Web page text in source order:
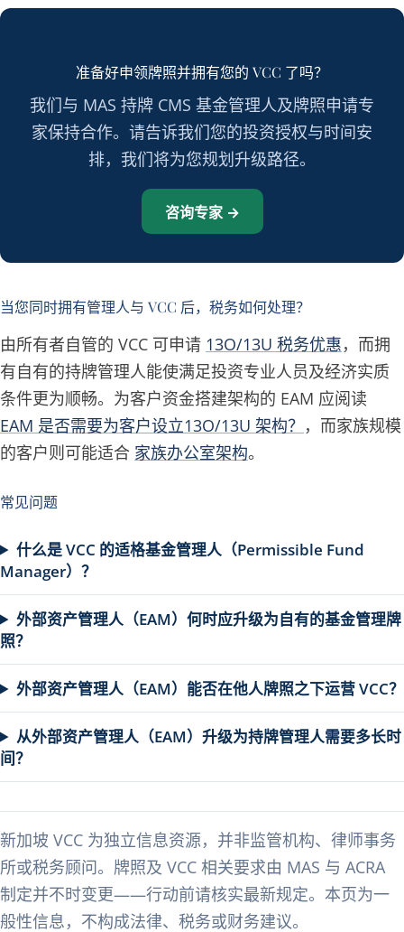
准备好申领牌照并拥有您的 VCC 了吗？
我们与 MAS 持牌 CMS 基金管理人及牌照申请专
家保持合作。请告诉我们您的投资授权与时间安
排，我们将为您规划升级路径。
咨询专家 →
当您同时拥有管理人与 VCC 后，税务如何处理？
由所有者自管的 VCC 可申请 13O/13U 税务优惠，而拥
有自有的持牌管理人能使满足投资专业人员及经济实质
条件更为顺畅。为客户资金搭建架构的 EAM 应阅读
EAM 是否需要为客户设立13O/13U 架构？ ，而家族规模
的客户则可能适合 家族办公室架构。
常见问题
什么是 VCC 的适格基金管理人（Permissible Fund
Manager）？
外部资产管理人（EAM）何时应升级为自有的基金管理牌
照？
外部资产管理人（EAM）能否在他人牌照之下运营 VCC？
从外部资产管理人（EAM）升级为持牌管理人需要多长时
间？
新加坡 VCC 为独立信息资源，并非监管机构、律师事务
所或税务顾问。牌照及 VCC 相关要求由 MAS 与 ACRA
制定并不时变更——行动前请核实最新规定。本页为一
般性信息，不构成法律、税务或财务建议。